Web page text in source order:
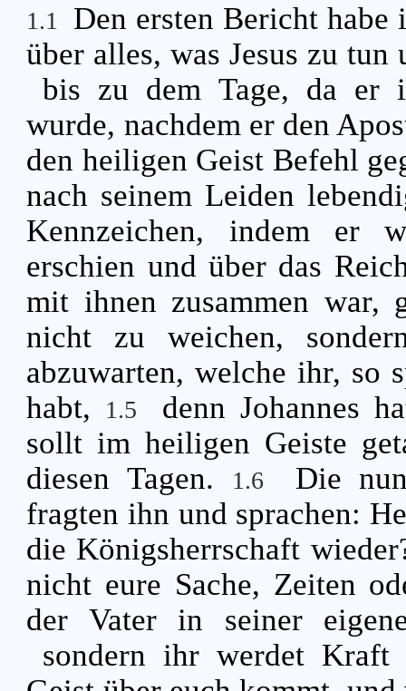
1.1
Den ersten Bericht
über alles, was Jesus zu
bis zu dem Tage, da er
wurde, nachdem er den
den heiligen Geist Befehl
nach seinem Leiden
Kennzeichen, indem er
erschien und über das
mit ihnen zusammen war,
nicht zu weichen,
abzuwarten, welche ihr, so
habt,
1.5
denn Johannes
sollt im heiligen Geiste
diesen Tagen.
1.6
Die
fragten ihn und sprachen:
die Königsherrschaft
nicht eure Sache, Zeiten
der Vater in seiner
sondern ihr werdet Kraft